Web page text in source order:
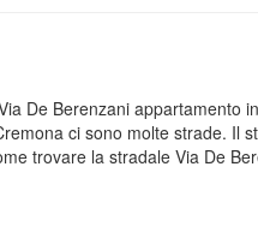
De Berenzani appartamento
ci sono molte strade. Il
trovare la stradale Via De